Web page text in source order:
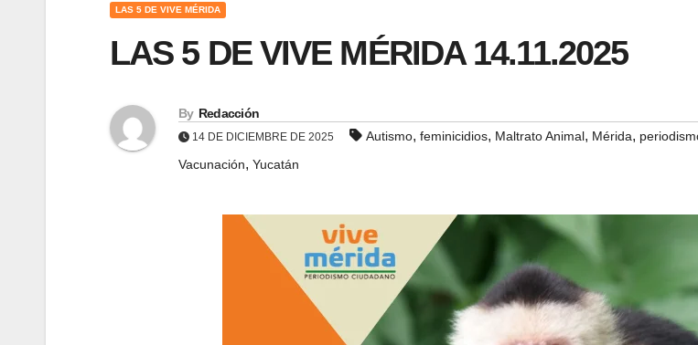
LAS 5 DE VIVE MÉRIDA
LAS 5 DE VIVE MÉRIDA 14.11.2025
By Redacción
14 DE DICIEMBRE DE 2025 Autismo, feminicidios, Maltrato Animal, Mérida,
Vacunación, Yucatán